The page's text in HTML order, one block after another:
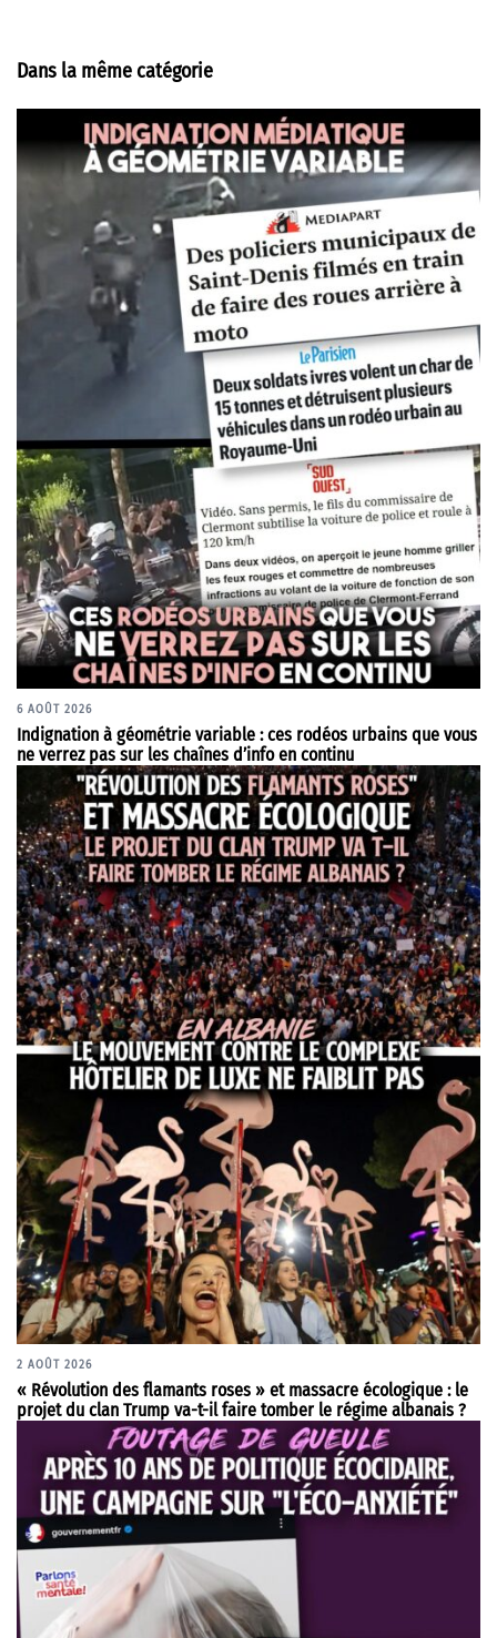
Dans la même catégorie
6 AOÛT 2026
Indignation à géométrie variable : ces rodéos urbains que vous
ne verrez pas sur les chaînes d’info en continu
2 AOÛT 2026
« Révolution des flamants roses » et massacre écologique : le
projet du clan Trump va-t-il faire tomber le régime albanais ?